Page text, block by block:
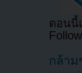
ตอนนี้
กล้าม